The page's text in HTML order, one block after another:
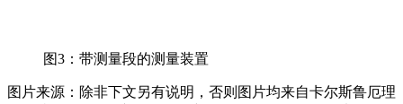
图3：带测量段的测量装置
图片来源：除非下文另有说明，否则图片均来自卡尔斯鲁厄理